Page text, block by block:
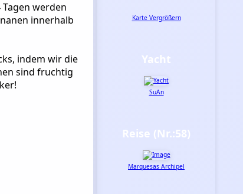
werden
innerhalb
indem wir die
sind fruchtig
Karte Vergrößern
Yacht
SuAn
Reise (Nr.:58)
Marquesas Archipel